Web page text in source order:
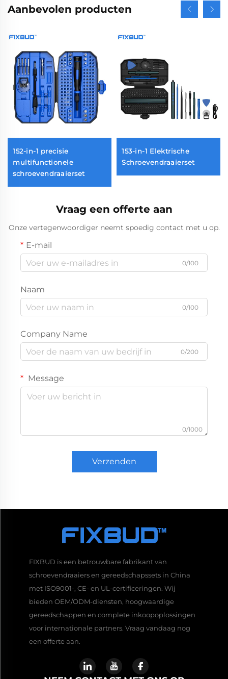
Aanbevolen producten
152-in-1 precisie
multifunctionele
schroevendraaierset
153-in-1 Elektrische
Schroevendraaierset
Vraag een offerte aan
Onze vertegenwoordiger neemt spoedig contact met u op.
E-mail
0/100
Naam
0/100
Company Name
0/200
Message
0/1000
Verzenden
FIXBUD is een betrouwbare fabrikant van
schroevendraaiers en gereedschapssets in China
met ISO9001-, CE- en UL-certificeringen. Wij
bieden OEM/ODM-diensten, hoogwaardige
gereedschappen en complete inkoopoplossingen
voor internationale partners. Vraag vandaag nog
een offerte aan.